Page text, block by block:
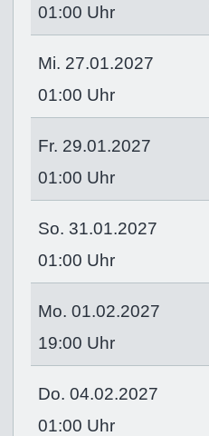
01:00 Uhr
Mi. 27.01.2027
01:00 Uhr
Fr. 29.01.2027
01:00 Uhr
So. 31.01.2027
01:00 Uhr
Mo. 01.02.2027
19:00 Uhr
Do. 04.02.2027
01:00 Uhr